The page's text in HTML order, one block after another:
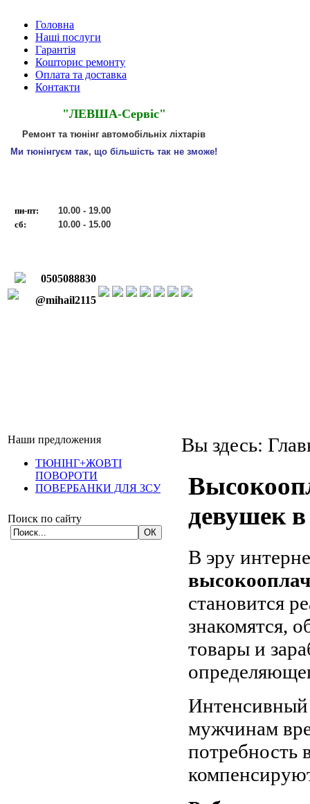
Головна
Наші послуги
Гарантія
Кошторис ремонту
Оплата та доставка
Контакти
"ЛЕВША-Сервіс"
Ремонт та тюнінг автомобільніх ліхтарів
Ми тюнінгуєм так, що більшість так не зможе!
пн-пт:
10.00 - 19.00
сб:
10.00 - 15.00
0505088830
@mihail2115
Наши предложения
ТЮНІНГ+ЖОВТІ
ПОВОРОТИ
ПОВЕРБАНКИ ДЛЯ ЗСУ
Поиск по сайту
Вы здесь:
девушек
В эру
становится
знакомятся,
товары и
Интенсивный
мужчинам
потребность